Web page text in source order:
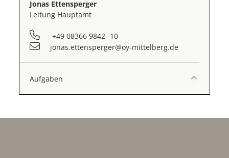
Jonas Ettensperger
Leitung Hauptamt
+49 08366 9842 -10
jonas.ettensperger@oy-mittelberg.de
Aufgaben